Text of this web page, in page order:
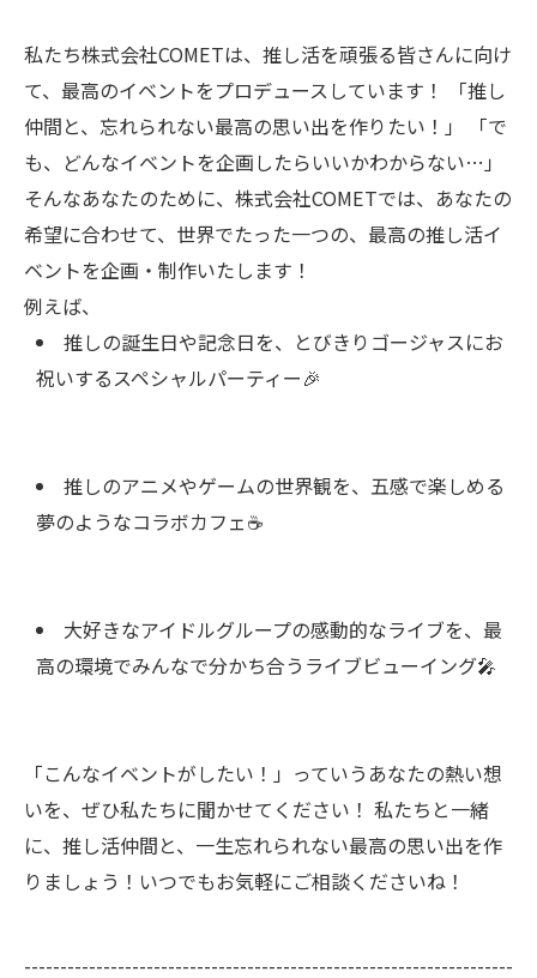
私たち株式会社COMETは、推し活を頑張る皆さんに向け
て、最高のイベントをプロデュースしています！ 「推し
仲間と、忘れられない最高の思い出を作りたい！」 「で
も、どんなイベントを企画したらいいかわからない…」
そんなあなたのために、株式会社COMETでは、あなたの
希望に合わせて、世界でたった一つの、最高の推し活イ
ベントを企画・制作いたします！
例えば、
推しの誕生日や記念日を、とびきりゴージャスにお
祝いするスペシャルパーティー🎉
推しのアニメやゲームの世界観を、五感で楽しめる
夢のようなコラボカフェ☕
大好きなアイドルグループの感動的なライブを、最
高の環境でみんなで分かち合うライブビューイング🎤
「こんなイベントがしたい！」っていうあなたの熱い想
いを、ぜひ私たちに聞かせてください！ 私たちと一緒
に、推し活仲間と、一生忘れられない最高の思い出を作
りましょう！いつでもお気軽にご相談くださいね！
--------------------------------------------------------------------